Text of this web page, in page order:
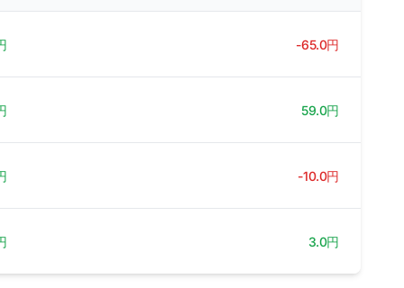
-65.0円
59.0円
-10.0円
3.0円